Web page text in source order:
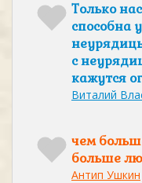
Только
способна
с
кажутся
Виталий
чем
больше
Антип Ушкин